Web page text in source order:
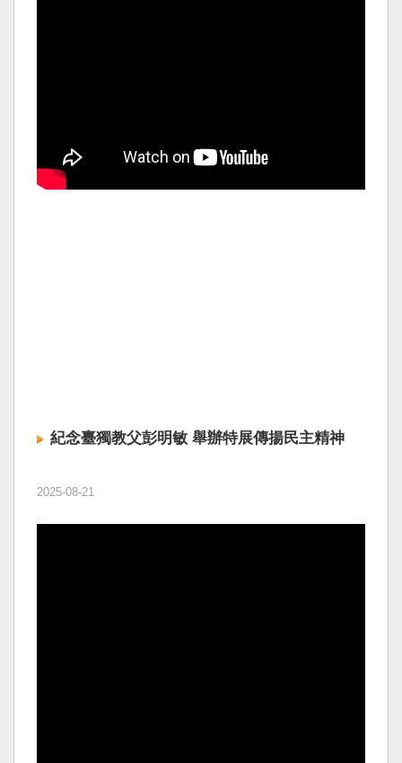
紀念臺獨教父彭明敏 舉辦特展傳揚民主精神
2025-08-21